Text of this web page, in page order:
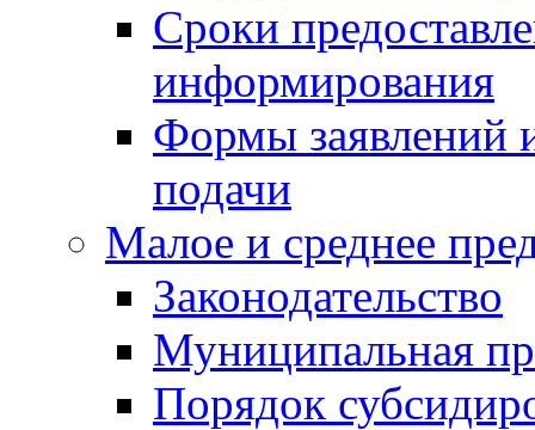
Сроки
информирования
Формы заявлений
подачи
Малое и среднее
Законодательство
Муниципальная
Порядок